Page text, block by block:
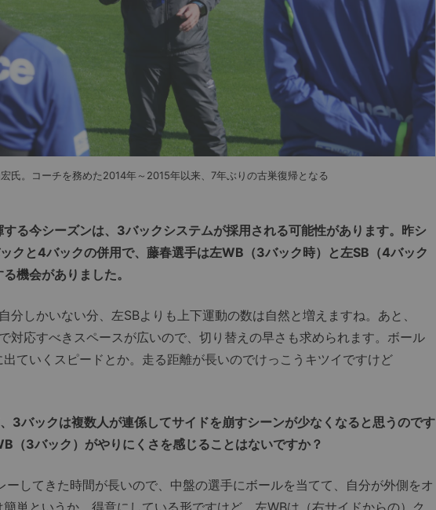
氏。コーチを務めた2014年～2015年以来、7年ぶりの古巣復帰となる
る今シーズンは、3バックシステムが採用される可能性があります。昨シ
クと4バックの併用で、藤春選手は左WB（3バック時）と左SB（4バック
機会がありました。
分しかいない分、左SBよりも上下運動の数は自然と増えますね。あと、
対応すべきスペースが広いので、切り替えの早さも求められます。ボール
ていくスピードとか。走る距離が長いのでけっこうキツイですけど
バックは複数人が連係してサイドを崩すシーンが少なくなると思うのです
（3バック）がやりにくさを感じることはないですか？
してきた時間が長いので、中盤の選手にボールを当てて、自分が外側をオ
単というか、得意にしている形ですけど、左WBは（右サイドからの）ク